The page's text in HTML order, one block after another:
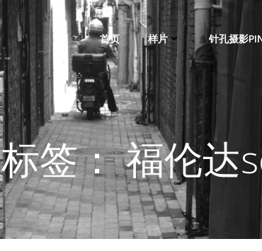
首页 样片 针孔摄影
标签： 福伦达